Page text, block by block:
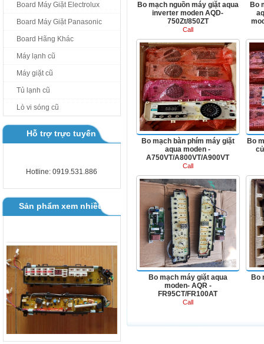
Board Máy Giặt Electrolux
Board Máy Giặt Panasonic
Board Hãng Khác
Máy lạnh cũ
Máy giặt cũ
Tủ lạnh cũ
Lò vi sóng cũ
Hỗ trợ trực tuyến
Hotline: 0919.531.886
Sản phẩm xem nhiều
B1000 - B1100GV
LOAI
Bo mạch nguồn máy giặt aqua
inverter moden AQD-
750Zt/850ZT
Call
Bo
Bo mạch bàn phím máy giặt
aqua moden -
A750VT/A800VT/A900VT
Call
Bo
Bo mạch máy giặt aqua
moden- AQR -
FR95CT/FR100AT
Call
Bo